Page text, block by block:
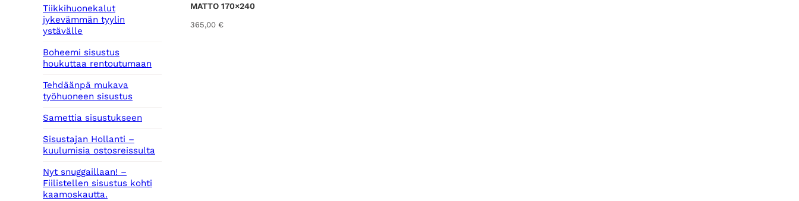
Tiikkihuonekalut
jykevämmän tyylin
ystävälle
Boheemi sisustus
houkuttaa rentoutumaan
Tehdäänpä mukava
työhuoneen sisustus
Samettia sisustukseen
Sisustajan Hollanti –
kuulumisia ostosreissulta
Nyt snuggaillaan! –
Fiilistellen sisustus kohti
kaamoskautta.
MATTO 170×240
365,00 €